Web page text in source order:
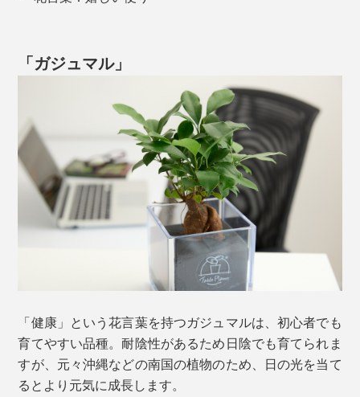
「ガジュマル」
「健康」という花言葉を持つガジュマルは、初心者でも
育てやすい品種。耐陰性があるため日陰でも育てられま
すが、元々沖縄などの南国の植物のため、日の光を当て
るとより元気に成長します。